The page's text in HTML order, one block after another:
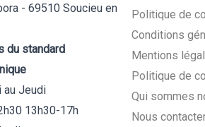
- 69510 Soucieu en
du standard
au Jeudi
13h30-17h
Politique de
Conditions
Mentions
Politique de
Qui sommes
Nous